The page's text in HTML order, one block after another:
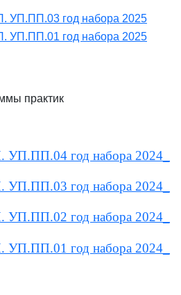
УП.ПП.03 год набора 2025
УП.ПП.01 год набора 2025
практик
год набора 2024_
год набора 2024_
год набора 2024_
год набора 2024_